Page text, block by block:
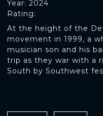
Rating:
Year: 2024
At the height of the
movement in 1999, a
musician son and his
trip as they war with a
South by Southwest